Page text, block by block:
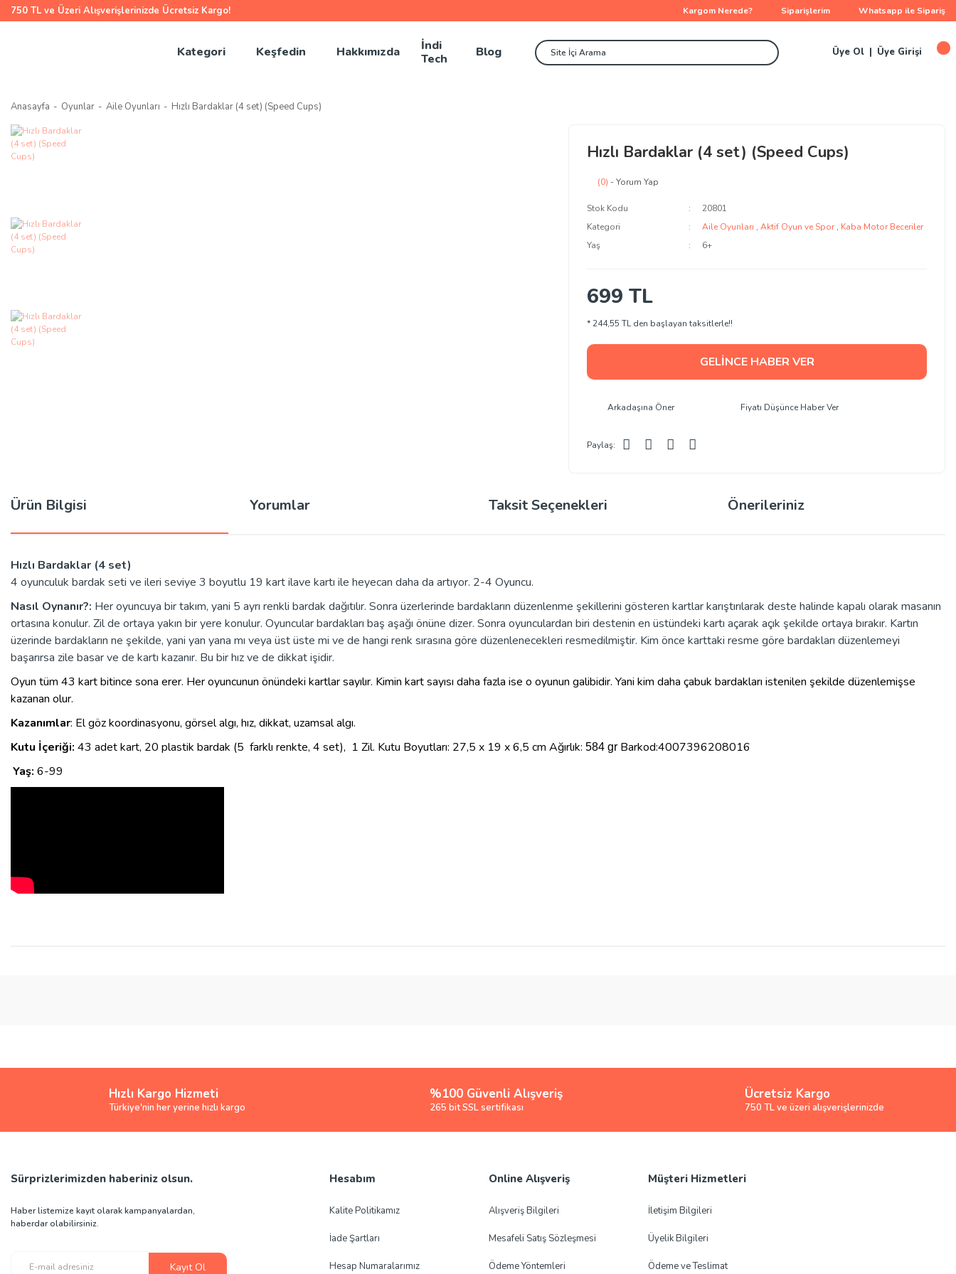
750 TL ve Üzeri Alışverişlerinizde Ücretsiz Kargo! Kargom Nerede? Siparişlerim Whatsapp ile Sipariş
Kategori Keşfedin Hakkımızda
İndi
Tech
Blog Üye Ol Üye Girişi
Anasayfa Oyunlar Aile Oyunları Hızlı Bardaklar (4 set) (Speed Cups)
Hızlı Bardaklar (4 set) (Speed Cups)
(0) - Yorum Yap
Stok Kodu
20801
Kategori
Aile Oyunları ,Aktif Oyun ve Spor , Kaba Motor Beceriler
Yaş
6+
699 TL
* 244,55 TL den başlayan taksitlerle!!
GELİNCE HABER VER
Arkadaşına Öner Fiyatı Düşünce Haber Ver
Paylaş:
Ürün Bilgisi Yorumlar Taksit Seçenekleri Önerileriniz
Hızlı Bardaklar (4 set)
4 oyunculuk bardak seti ve ileri seviye 3 boyutlu 19 kart ilave kartı ile heyecan daha da artıyor. 2-4 Oyuncu.
Nasıl Oynanır?: Her oyuncuya bir takım, yani 5 ayrı renkli bardak dağıtılır. Sonra üzerlerinde bardakların düzenlenme şekillerini gösteren kartlar karıştırılarak deste halinde kapalı olarak masanın
ortasına konulur. Zil de ortaya yakın bir yere konulur. Oyuncular bardakları baş aşağı önüne dizer. Sonra oyunculardan biri destenin en üstündeki kartı açarak açık şekilde ortaya bırakır. Kartın
üzerinde bardakların ne şekilde, yani yan yana mı veya üst üste mi ve de hangi renk sırasına göre düzenlenecekleri resmedilmiştir. Kim önce karttaki resme göre bardakları düzenlemeyi
başarırsa zile basar ve de kartı kazanır. Bu bir hız ve de dikkat işidir.
Oyun tüm 43 kart bitince sona erer. Her oyuncunun önündeki kartlar sayılır. Kimin kart sayısı daha fazla ise o oyunun galibidir. Yani kim daha çabuk bardakları istenilen şekilde düzenlemişse
kazanan olur.
Kazanımlar: El göz koordinasyonu, görsel algı, hız, dikkat, uzamsal algı.
Kutu İçeriği: 43 adet kart, 20 plastik bardak (5 farklı renkte, 4 set), 1 Zil. Kutu Boyutları: 27,5 x 19 x 6,5 cm Ağırlık: 584 gr Barkod:4007396208016
Yaş: 6-99
Bu ürüne benzer farklı alternatifler olmalı.
Hızlı Kargo Hizmeti
Türkiye'nin her yerine hızlı kargo
%100 Güvenli Alışveriş
265 bit SSL sertifikası
Ücretsiz Kargo
750 TL ve üzeri alışverişlerinizde
Sürprizlerimizden haberiniz olsun.
Haber listemize kayıt olarak kampanyalardan,
haberdar olabilirsiniz.
Kayıt Ol
Hesabım
Kalite Politikamız
İade Şartları
Hesap Numaralarımız
Online Alışveriş
Alışveriş Bilgileri
Mesafeli Satış Sözleşmesi
Ödeme Yöntemleri
Müşteri Hizmetleri
İletişim Bilgileri
Üyelik Bilgileri
Ödeme ve Teslimat